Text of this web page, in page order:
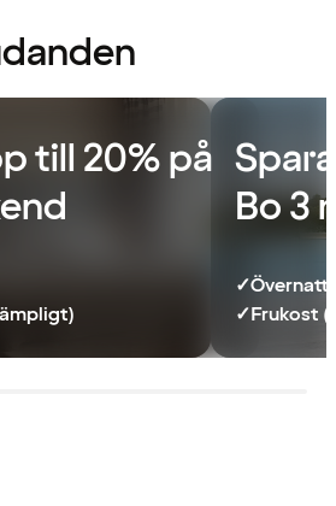
till 20% på
Bo 3
✓
✓Frukost